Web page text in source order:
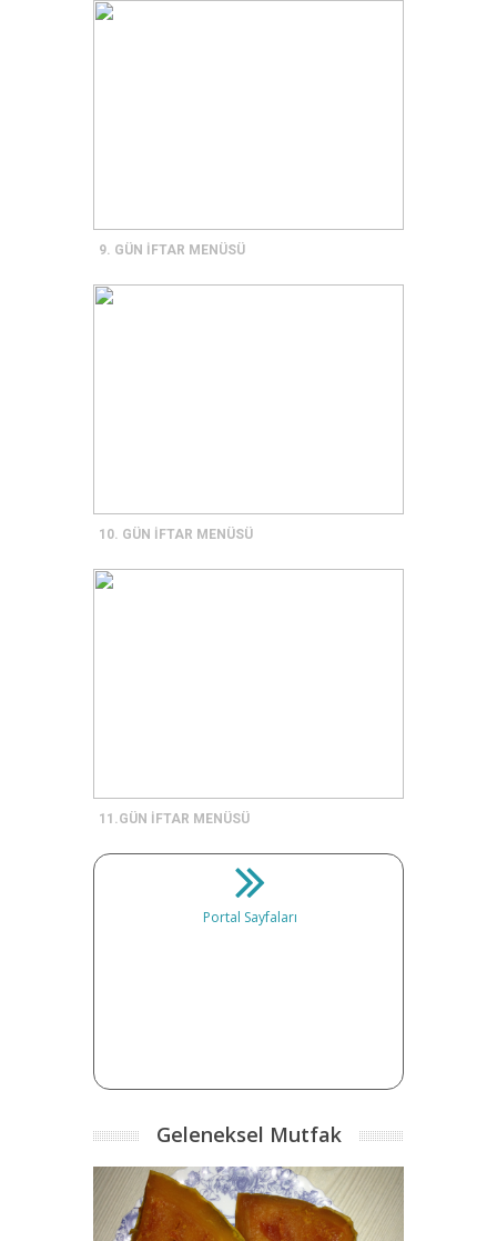
9. GÜN İFTAR MENÜSÜ
10. GÜN İFTAR MENÜSÜ
11.GÜN İFTAR MENÜSÜ
Portal Sayfaları
Geleneksel Mutfak